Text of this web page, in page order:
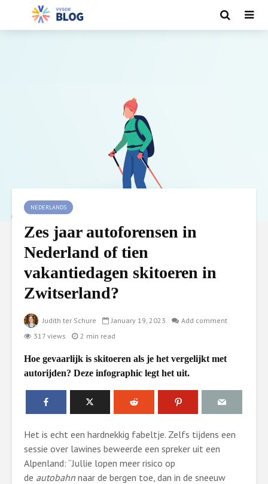
NEDERLANDS
Zes jaar autoforensen in
Nederland of tien
vakantiedagen skitoeren in
Zwitserland?
Judith ter Schure January 19, 2023
Add comment
317 views
2 min read
Hoe gevaarlijk is skitoeren als je het vergelijkt met
autorijden? Deze infographic legt het uit.
Het is echt een hardnekkig fabeltje. Zelfs tijdens een
sessie over lawines beweerde een spreker uit een
Alpenland: “Jullie lopen meer risico op
de autobahn naar de bergen toe, dan in de sneeuw